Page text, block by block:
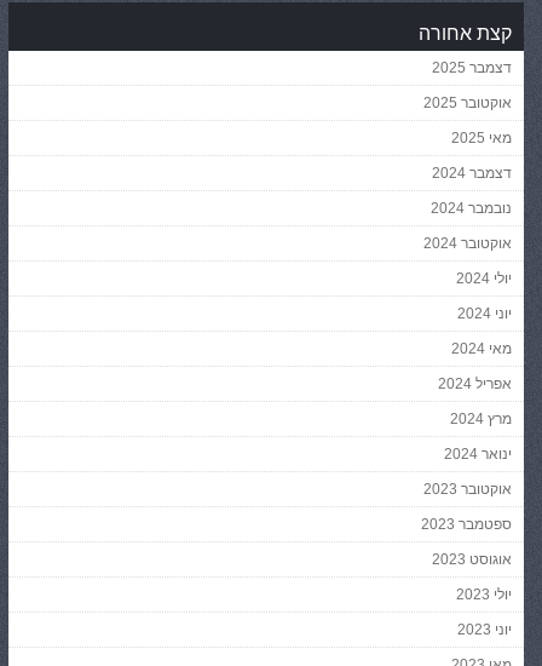
קצת אחורה
דצמבר 2025
אוקטובר 2025
מאי 2025
דצמבר 2024
נובמבר 2024
אוקטובר 2024
יולי 2024
יוני 2024
מאי 2024
אפריל 2024
מרץ 2024
ינואר 2024
אוקטובר 2023
ספטמבר 2023
אוגוסט 2023
יולי 2023
יוני 2023